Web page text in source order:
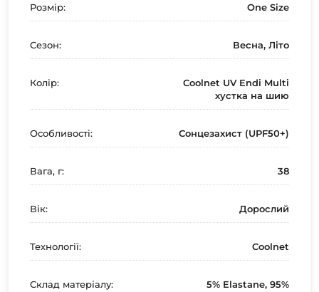
Розмір: One Size
Сезон: Весна, Літо
Колір:
Coolnet UV Endi Multi
хустка на шию
Особливості: Сонцезахист (UPF50+)
Вага, г: 38
Вік: Дорослий
Технології: Coolnet
Склад матеріалу:
5% Elastane, 95%